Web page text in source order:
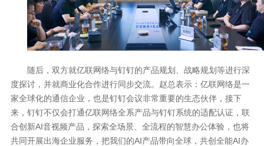
随后，双方就亿联网络与钉钉的产品规划、战略规划等进行深
度探讨，并就商业化合作进行同步交流。赵总表示：亿联网络是一
家全球化的通信企业，也是钉钉会议非常重要的生态伙伴，接下
来，钉钉不仅会打通亿联网络全系产品与钉钉系统的适配认证，联
合创新AI音视频产品，探索全场景、全流程的智慧办公体验，也将
共同开展出海企业服务，把我们的AI产品带向全球，共创全能AI办